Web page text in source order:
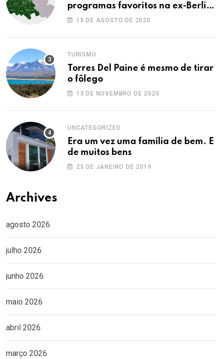
programas favoritos na ex-Berlim
Ocidental
15 DE AGOSTO DE 2020
TURISMO
Torres Del Paine é mesmo de tirar
o fôlego
13 DE NOVEMBRO DE 2020
UNCATEGORIZED
Era um vez uma família de bem. E
de muitos bens
25 DE JANEIRO DE 2019
Archives
agosto 2026
julho 2026
junho 2026
maio 2026
abril 2026
março 2026